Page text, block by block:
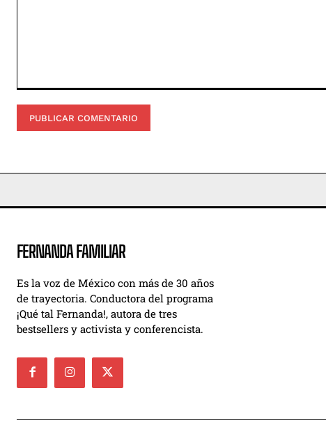
FERNANDA FAMILIAR
Es la voz de México con más de 30 años
de trayectoria. Conductora del programa
¡Qué tal Fernanda!, autora de tres
bestsellers y activista y conferencista.